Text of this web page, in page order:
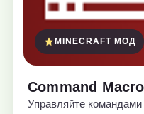
MINECRAFT МОД
Command
Управляйте